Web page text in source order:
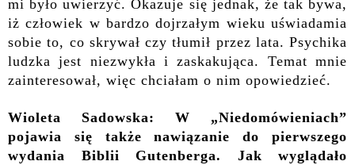
mi było uwierzyć. Okazuje się jednak, że tak bywa,
iż człowiek w bardzo dojrzałym wieku uświadamia
sobie to, co skrywał czy tłumił przez lata. Psychika
ludzka jest niezwykła i zaskakująca. Temat mnie
zainteresował, więc chciałam o nim opowiedzieć.
Wioleta Sadowska: W „Niedomówieniach”
pojawia się także nawiązanie do pierwszego
wydania Biblii Gutenberga. Jak wyglądało